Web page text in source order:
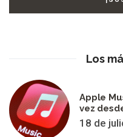
Los
Apple
vez
18 de